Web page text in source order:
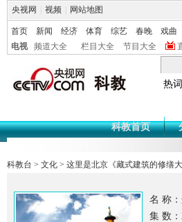
央视网 视频 网站地图
首页 新闻 经济 体育 综艺 春晚 戏曲
电视
频道大全 栏目大全 节目大全
热词
科教首页
科教台 > 文化 > 这里是北京《藏式建筑的修缮大
名 称
集 数